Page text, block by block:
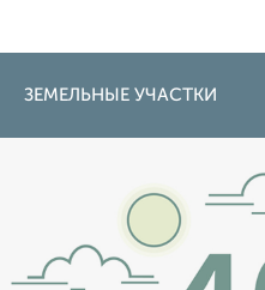
ЗЕМЕЛЬНЫЕ УЧАСТКИ